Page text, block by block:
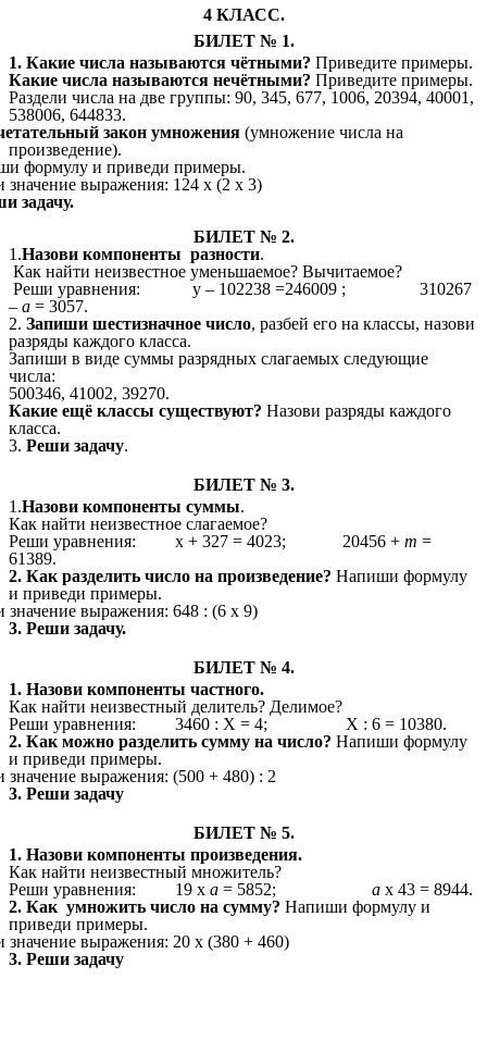
4 КЛАСС.
БИЛЕТ № 1.
1. Какие числа называются чётными? Приведите примеры.
Какие числа называются нечётными? Приведите примеры.
Раздели числа на две группы: 90, 345, 677, 1006, 20394, 40001,
538006, 644833.
закон умножения (умножение числа на
произведение).
формулу и приведи примеры.
значение выражения: 124 х (2 х 3)
задачу.
БИЛЕТ № 2.
1.Назови компоненты разности.
Как найти неизвестное уменьшаемое? Вычитаемое?
Реши уравнения: у – 102238 =246009 ; 310267
– а = 3057.
2. Запиши шестизначное число, разбей его на классы, назови
разряды каждого класса.
Запиши в виде суммы разрядных слагаемых следующие
числа:
500346, 41002, 39270.
Какие ещё классы существуют? Назови разряды каждого
класса.
3. Реши задачу.
БИЛЕТ № 3.
1.Назови компоненты суммы.
Как найти неизвестное слагаемое?
Реши уравнения: х + 327 = 4023; 20456 + т =
61389.
2. Как разделить число на произведение? Напиши формулу
и приведи примеры.
значение выражения: 648 : (6 х 9)
3. Реши задачу.
БИЛЕТ № 4.
1. Назови компоненты частного.
Как найти неизвестный делитель? Делимое?
Реши уравнения: 3460 : Х = 4; Х : 6 = 10380.
2. Как можно разделить сумму на число? Напиши формулу
и приведи примеры.
значение выражения: (500 + 480) : 2
3. Реши задачу
БИЛЕТ № 5.
1. Назови компоненты произведения.
Как найти неизвестный множитель?
Реши уравнения: 19 х а = 5852; а х 43 = 8944.
2. Как умножить число на сумму? Напиши формулу и
приведи примеры.
значение выражения: 20 х (380 + 460)
3. Реши задачу